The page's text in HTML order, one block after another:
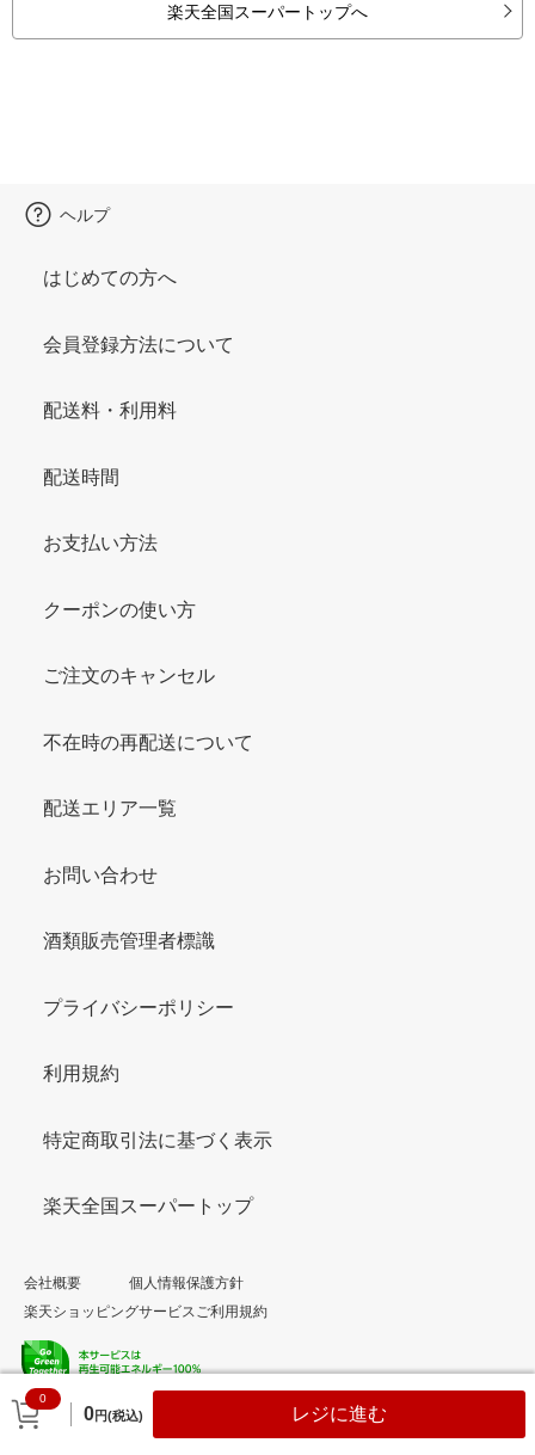
楽天全国スーパートップへ
0
0円(税込) レジに進む
ヘルプ
はじめての方へ
会員登録方法について
配送料・利用料
配送時間
お支払い方法
クーポンの使い方
ご注文のキャンセル
不在時の再配送について
配送エリア一覧
お問い合わせ
酒類販売管理者標識
プライバシーポリシー
利用規約
特定商取引法に基づく表示
楽天全国スーパートップ
会社概要
個人情報保護方針
楽天ショッピングサービスご利用規約
© Rakuten Group, Inc.